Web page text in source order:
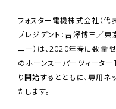
フォスター電機株式会社（
プレジデント：吉澤博三／
ニー）は、2020年春に数量
のホーンスーパーツィータ
り開始するとともに、専用
たします。